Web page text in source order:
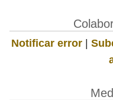
Notificar error |